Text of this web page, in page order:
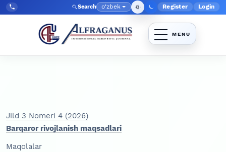
Skip to main navigation menu
Skip to main content
Skip to site footer
Tel:
+998903350930 Search Language
o‘zbek Admin
Register Login
Jild 3 Nomeri 4 (2026)
Barqaror rivojlanish maqsadlari
Maqolalar